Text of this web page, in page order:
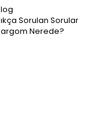
Sorulan Sorular
Nerede?